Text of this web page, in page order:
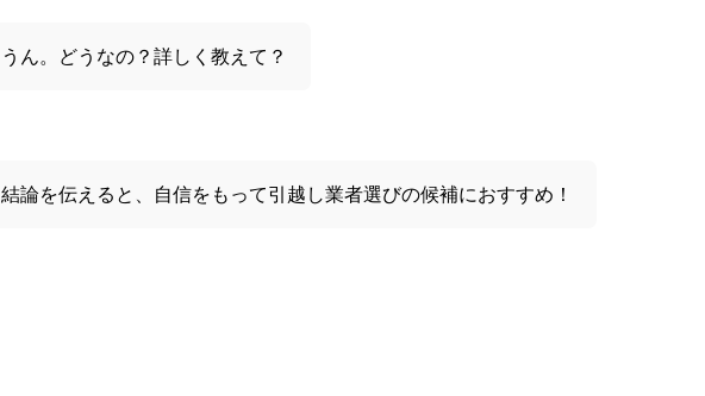
うん。どうなの？詳しく教えて？
結論を伝えると、自信をもって引越し業者選びの候補におすすめ！